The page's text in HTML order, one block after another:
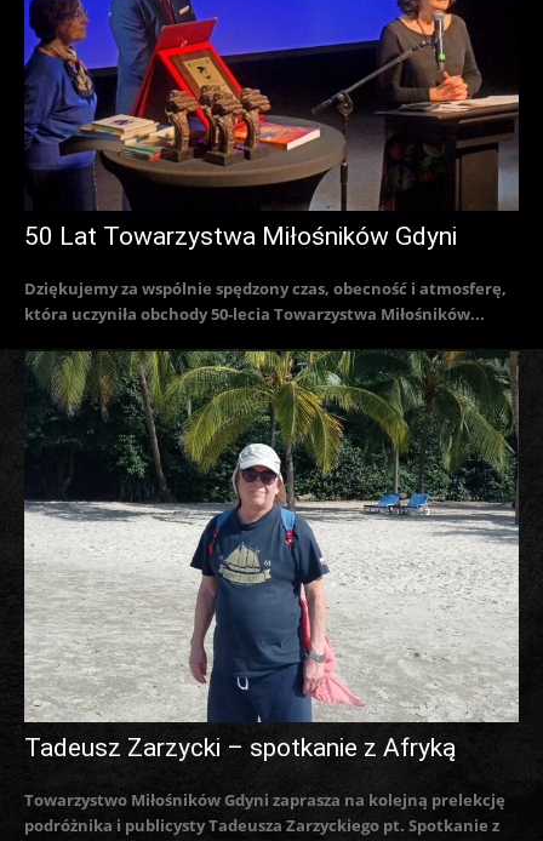
50 Lat Towarzystwa Miłośników Gdyni
Dziękujemy za wspólnie spędzony czas, obecność i atmosferę,
która uczyniła obchody 50-lecia Towarzystwa Miłośników...
Tadeusz Zarzycki – spotkanie z Afryką
Towarzystwo Miłośników Gdyni zaprasza na kolejną prelekcję
podróżnika i publicysty Tadeusza Zarzyckiego pt. Spotkanie z